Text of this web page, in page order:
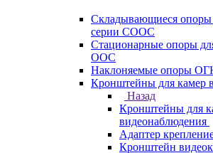
Складывающиеся опоры
серии СООС
Стационарные опоры
ООС
Наклоняемые опоры
Кронштейны для камер
Назад
Кронштейны для
видеонаблюдения
Адаптер
Кронштейн